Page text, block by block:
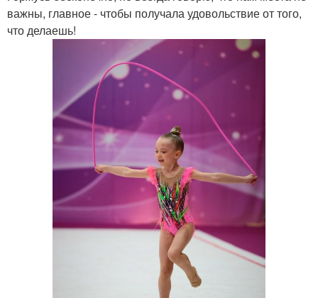
важны, главное - чтобы получала удовольствие от того,
что делаешь!